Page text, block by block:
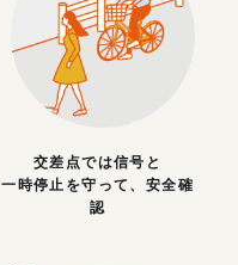
交差点では信号と
一時停止を守って、安全確
認